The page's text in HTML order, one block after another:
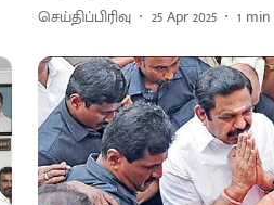
செய்திப்பிரிவு 25 Apr 2025 1